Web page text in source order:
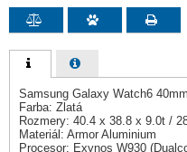
Samsung Galaxy Watch6
Farba: Zlatá
Rozmery: 40.4 x 38.8 x 9.0t /
Materiál: Armor Aluminium
Procesor: Exynos W930